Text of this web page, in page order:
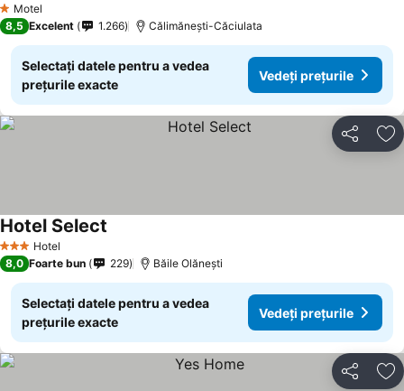
1 Stele
Motel
8,5 Excelent 1.266 Călimănești-Căciulata
Selectați datele pentru a vedea
prețurile exacte
Vedeți prețurile
Distribuiți
3 SteleHotel
Hotel Select
8,0 Foarte bun 229 Băile Olăneşti
Selectați datele pentru a vedea
prețurile exacte
Vedeți prețurile
Distribuiți